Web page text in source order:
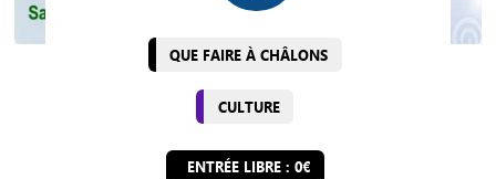
QUE FAIRE À CHÂLONS
CULTURE
ENTRÉE LIBRE : 0€